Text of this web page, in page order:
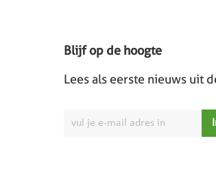
Blijf op de hoogte
Lees als eerste nieuws uit